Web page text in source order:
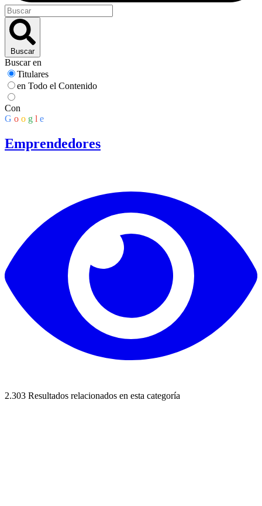
Buscar
Buscar en
Titulares
en Todo el Contenido
Con
G o o g l e
Emprendedores
2.303 Resultados relacionados en esta categoría